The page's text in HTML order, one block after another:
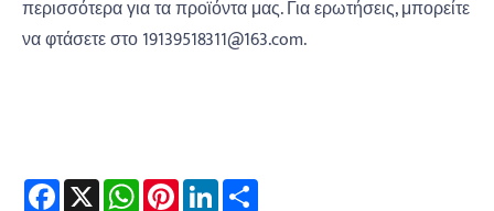
περισσότερα για τα προϊόντα μας. Για ερωτήσεις, μπορείτε
να φτάσετε στο 19139518311@163.com.
Facebook WhatsAppPinterestLinkedIn